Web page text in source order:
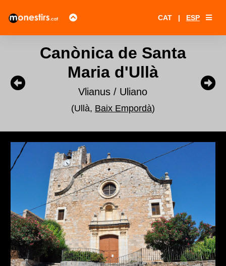
CAT | ESP
Canònica de Santa
Maria d'Ullà
Vlianus / Uliano
(Ullà, Baix Empordà)